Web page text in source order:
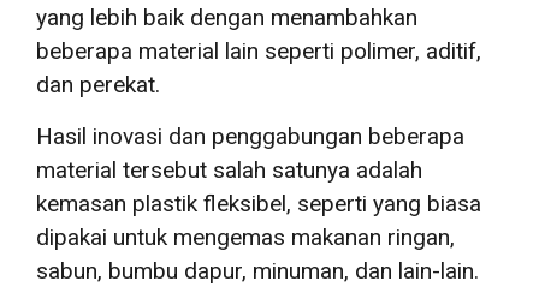
yang lebih baik dengan menambahkan
beberapa material lain seperti polimer, aditif,
dan perekat.
Hasil inovasi dan penggabungan beberapa
material tersebut salah satunya adalah
kemasan plastik fleksibel, seperti yang biasa
dipakai untuk mengemas makanan ringan,
sabun, bumbu dapur, minuman, dan lain-lain.